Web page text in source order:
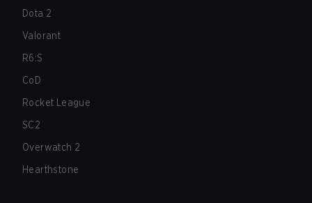
Dota 2
Valorant
R6:S
CoD
Rocket League
SC2
Overwatch 2
Hearthstone